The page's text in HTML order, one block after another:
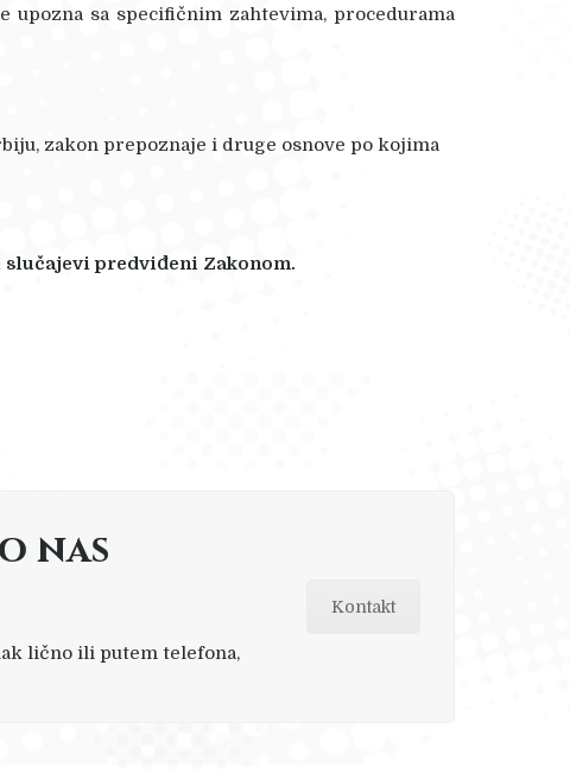
upozna sa specifičnim zahtevima, procedurama
zakon prepoznaje i druge osnove po kojima
predviđeni Zakonom.
nas
lično ili putem telefona,
Kontakt